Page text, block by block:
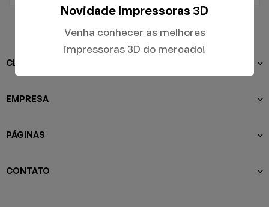
CLIENTES
EMPRESA
PÁGINAS
CONTATO
Novidade Impressoras 3D
Venha conhecer as melhores
impressoras 3D do mercado!